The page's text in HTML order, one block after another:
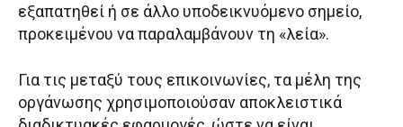
εξαπατηθεί ή σε άλλο υποδεικνυόμενο σημείο,
προκειμένου να παραλαμβάνουν τη «λεία».
Για τις μεταξύ τους επικοινωνίες, τα μέλη της
οργάνωσης χρησιμοποιούσαν αποκλειστικά